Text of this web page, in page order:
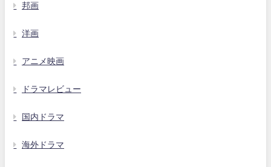
邦画
洋画
アニメ映画
ドラマレビュー
国内ドラマ
海外ドラマ